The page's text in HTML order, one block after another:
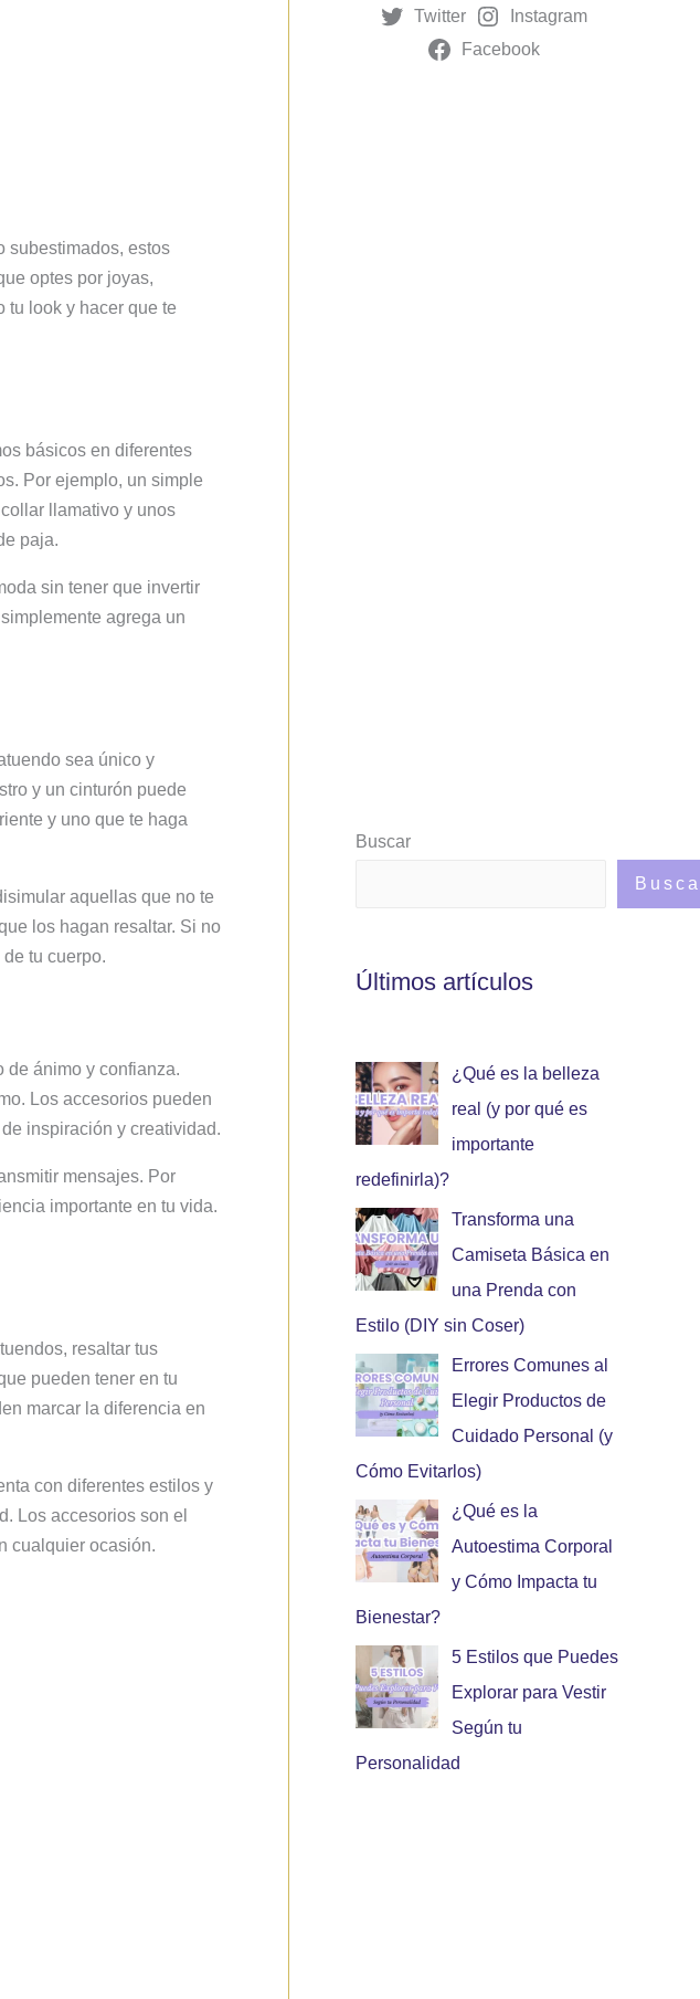
subestimados, estos
optes por joyas,
tu look y hacer que te
básicos en diferentes
Por ejemplo, un simple
llamativo y unos
paja.
sin tener que invertir
agrega un
sea único y
y un cinturón puede
y uno que te haga
aquellas que no te
los hagan resaltar. Si no
tu cuerpo.
de ánimo y confianza.
Los accesorios pueden
inspiración y creatividad.
mensajes. Por
importante en tu vida.
resaltar tus
pueden tener en tu
marcar la diferencia en
con diferentes estilos y
Los accesorios son el
cualquier ocasión.
Twitter
Instagram
Facebook
Buscar
Últimos artículos
¿Qué es la belleza
real (y por qué es
importante
redefinirla)?
Transforma una
Camiseta Básica en
una Prenda con
Estilo (DIY sin Coser)
Errores Comunes al
Elegir Productos de
Cuidado Personal (y
Cómo Evitarlos)
¿Qué es la
Autoestima Corporal
y Cómo Impacta tu
Bienestar?
5 Estilos que Puedes
Explorar para Vestir
Según tu
Personalidad